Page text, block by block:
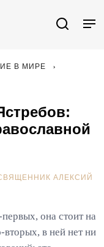
В МИРЕ
АЛЕКСИЙ
она стоит на
в ней нет ни